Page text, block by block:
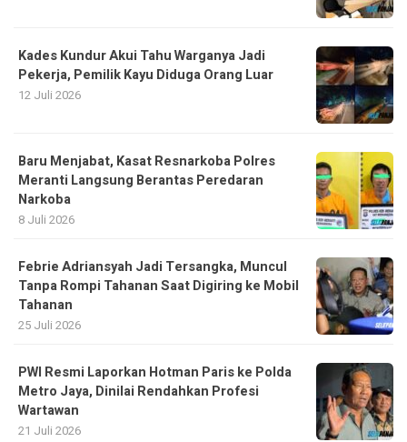
Kades Kundur Akui Tahu Warganya Jadi
Pekerja, Pemilik Kayu Diduga Orang Luar
12 Juli 2026
Baru Menjabat, Kasat Resnarkoba Polres
Meranti Langsung Berantas Peredaran
Narkoba
8 Juli 2026
Febrie Adriansyah Jadi Tersangka, Muncul
Tanpa Rompi Tahanan Saat Digiring ke Mobil
Tahanan
25 Juli 2026
PWI Resmi Laporkan Hotman Paris ke Polda
Metro Jaya, Dinilai Rendahkan Profesi
Wartawan
21 Juli 2026